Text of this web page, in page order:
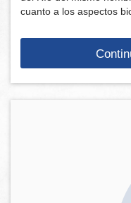
cuanto a los aspectos